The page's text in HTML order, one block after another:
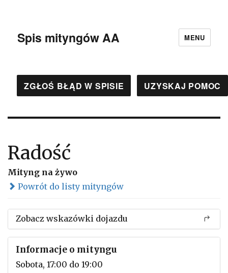
Spis mityngów AA MENU
ZGŁOŚ BŁĄD W SPISIE UZYSKAJ POMOC
Radość
Mityng na żywo
Powrót do listy mityngów
Zobacz wskazówki dojazdu
Informacje o mityngu
Sobota, 17:00 do 19:00